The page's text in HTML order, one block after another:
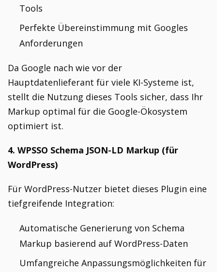
Tools
Perfekte Übereinstimmung mit Googles
Anforderungen
Da Google nach wie vor der
Hauptdatenlieferant für viele KI-Systeme ist,
stellt die Nutzung dieses Tools sicher, dass Ihr
Markup optimal für die Google-Ökosystem
optimiert ist.
4. WPSSO Schema JSON-LD Markup (für
WordPress)
Für WordPress-Nutzer bietet dieses Plugin eine
tiefgreifende Integration:
Automatische Generierung von Schema
Markup basierend auf WordPress-Daten
Umfangreiche Anpassungsmöglichkeiten für